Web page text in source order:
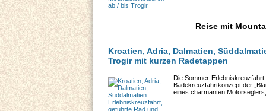
Reise mit
Kroatien, Adria, Dalmatien,
Trogir mit kurzen Radetappen
Die Sommer-
Badekreuzfahrtkonzept der
eines charmanten